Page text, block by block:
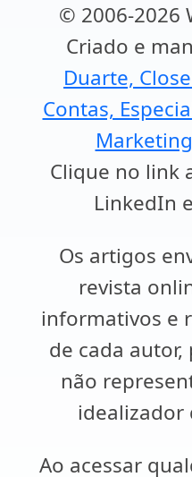
© 2006-2026
Criado e
Duarte,
Contas,
Clique no link
LinkedIn
Os artigos
revista
informativos e
de cada
não
idealizador
Ao acessar